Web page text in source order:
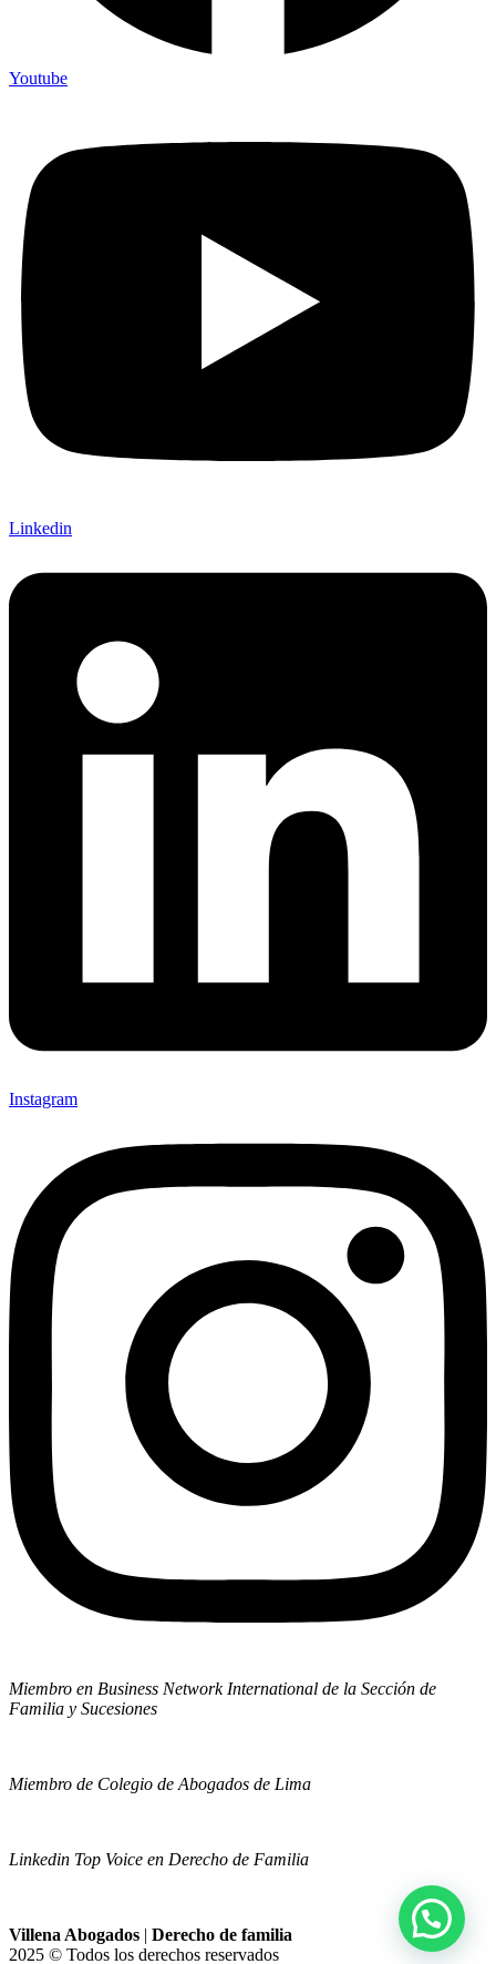
Youtube
Linkedin
Instagram
Miembro en Business Network International de la Sección de
Familia y Sucesiones
Miembro de Colegio de Abogados de Lima
Linkedin Top Voice en Derecho de Familia
Villena Abogados | Derecho de familia
2025 © Todos los derechos reservados